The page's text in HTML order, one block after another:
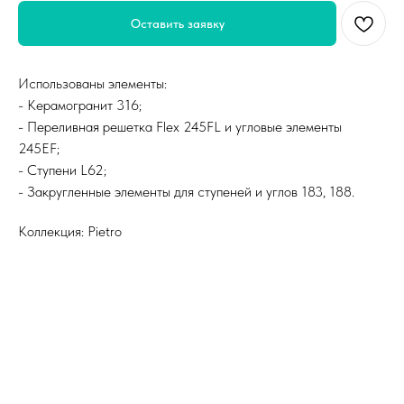
Оставить заявку
Использованы элементы:
- Керамогранит 316;
- Переливная решетка Flex 245FL и угловые элементы
245EF;
- Ступени L62;
- Закругленные элементы для ступеней и углов 183, 188.
Коллекция: Pietro